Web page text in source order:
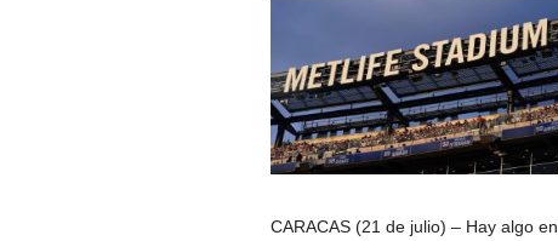
CARACAS (21 de julio) – Hay algo en